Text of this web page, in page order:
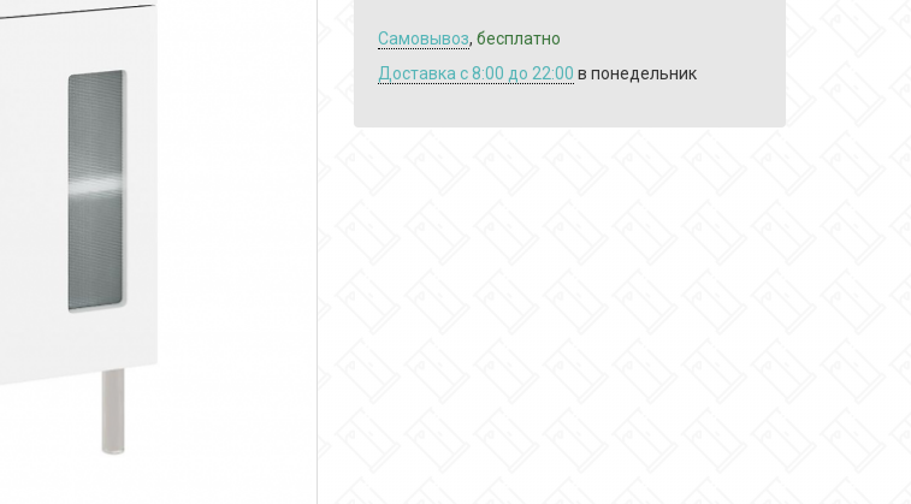
Самовывоз, бесплатно
Доставка c 8:00 до 22:00 в понедельник